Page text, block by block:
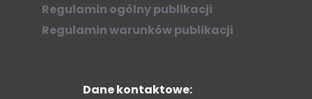
Regulamin ogólny publikacji
Regulamin warunków publikacji
Dane kontaktowe: